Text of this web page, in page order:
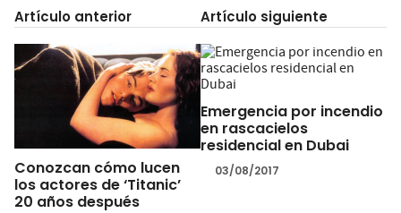
Artículo anterior
Conozcan cómo lucen
los actores de ‘Titanic’
20 años después
Artículo siguiente
Emergencia por incendio
en rascacielos
residencial en Dubai
03/08/2017